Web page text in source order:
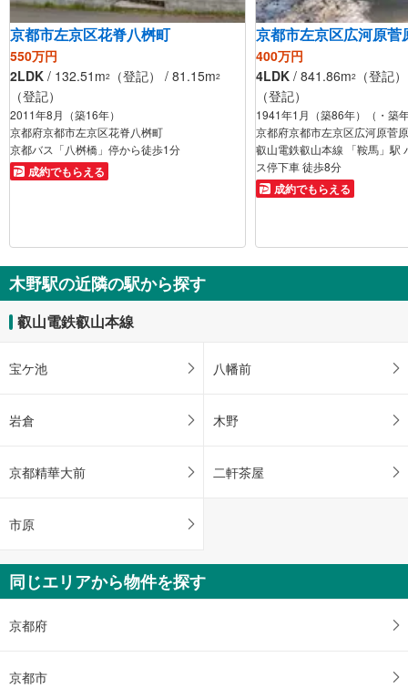
京都市左京区花脊八桝町
550万円
2LDK / 132.51m2 （登記） / 81.15m2
（登記）
2011年8月（築16年）
京都府京都市左京区花脊八桝町
京都バス「八桝橋」停から徒歩1分
成約でもらえる
京都市左京区広河原菅
400万円
4LDK / 841.86m2
（登記
（登記）
1941年1月（築86年）（・築
京都府京都市左京区広河原菅
叡山電鉄叡山本線 「鞍馬」駅
ス停下車 徒歩8分
成約でもらえる
木野駅の近隣の駅から探す
叡山電鉄叡山本線
宝ケ池 八幡前
岩倉 木野
京都精華大前 二軒茶屋
市原
同じエリアから物件を探す
京都府
京都市